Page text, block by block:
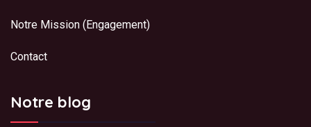
Notre Mission (Engagement)
Contact
Notre blog